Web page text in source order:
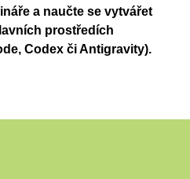
a naučte se vytvářet
prostředích
Codex či Antigravity).